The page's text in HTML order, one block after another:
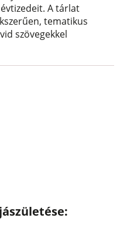
A tárlat
tematikus
szövegekkel